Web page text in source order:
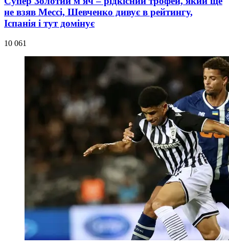
не взяв Мессі, Шевченко дивує в рейтингу,
Іспанія і тут домінує
10 061